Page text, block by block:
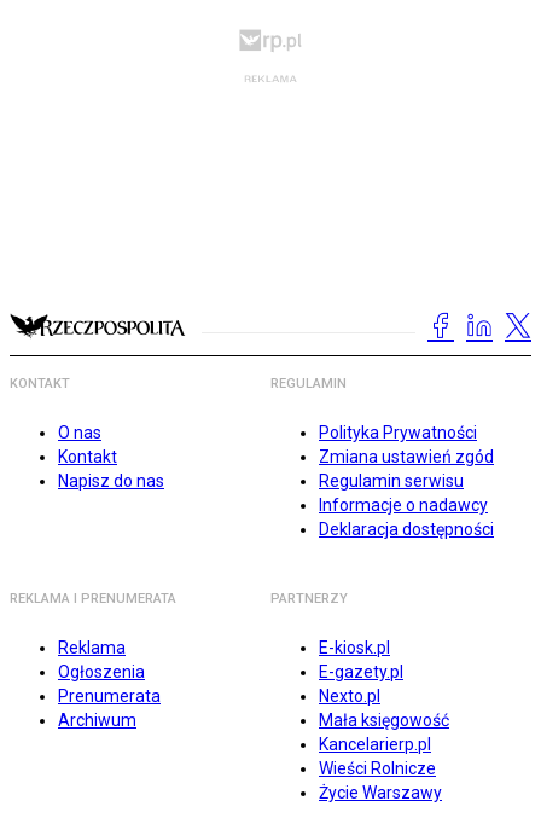
KONTAKT
O nas
Kontakt
Napisz do nas
REGULAMIN
Polityka Prywatności
Zmiana ustawień zgód
Regulamin serwisu
Informacje o nadawcy
Deklaracja dostępności
REKLAMA I PRENUMERATA
Reklama
Ogłoszenia
Prenumerata
Archiwum
PARTNERZY
E-kiosk.pl
E-gazety.pl
Nexto.pl
Mała księgowość
Kancelarierp.pl
Wieści Rolnicze
Życie Warszawy